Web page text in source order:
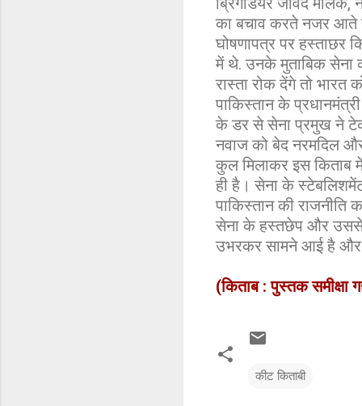
का बचाव करते नजर आते
घोषणापत्र पर हस्ताछर
में थे. उनके मुताबिक सेना
रास्ता रोक देंगे तो भारत
पाकिस्तान के
के डर से सेना प्रमुख ने
नवाज को बेद नरमदिल
कुल मिलाकर इस किताब
ही है। सेना के
पाकिस्तान की
सेना के हस्तछेप और उससे
उभरकर सामने आई है और
(किताब : पुस्तक समीक्षा
कीट किताबी